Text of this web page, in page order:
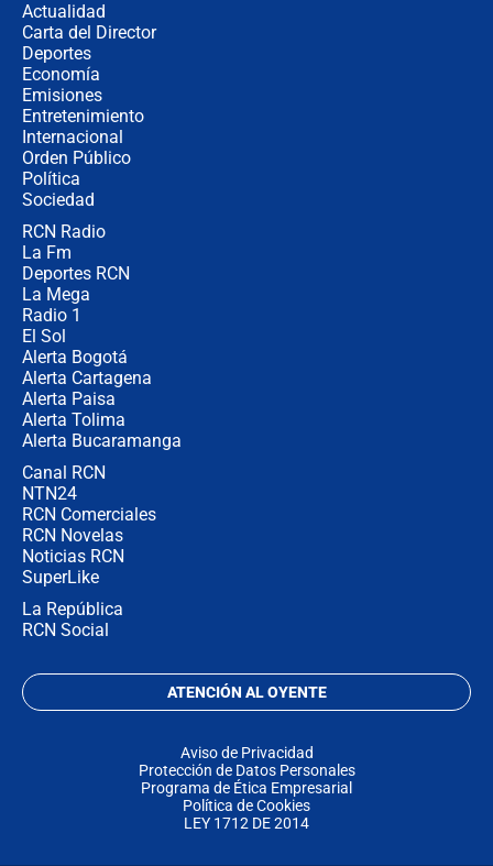
Actualidad
Carta del Director
Deportes
Economía
Emisiones
Entretenimiento
Internacional
Orden Público
Política
Sociedad
RCN Radio
La Fm
Deportes RCN
La Mega
Radio 1
El Sol
Alerta Bogotá
Alerta Cartagena
Alerta Paisa
Alerta Tolima
Alerta Bucaramanga
Canal RCN
NTN24
RCN Comerciales
RCN Novelas
Noticias RCN
SuperLike
La República
RCN Social
ATENCIÓN AL OYENTE
Aviso de Privacidad
Protección de Datos Personales
Programa de Ética Empresarial
Política de Cookies
LEY 1712 DE 2014